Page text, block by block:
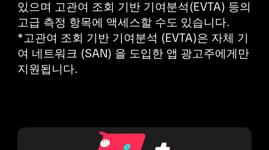
있으며 고관여 조회 기반 기여분석(EVTA) 등의
고급 측정 항목에 액세스할 수도 있습니다.
*고관여 조회 기반 기여분석 (EVTA)은 자체 기
여 네트워크 (SAN) 을 도입한 앱 광고주에게만
지원됩니다.